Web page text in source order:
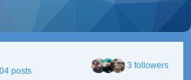
posts
3 followers